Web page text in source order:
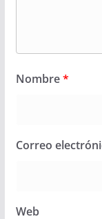
Nombre*
Correo
Web